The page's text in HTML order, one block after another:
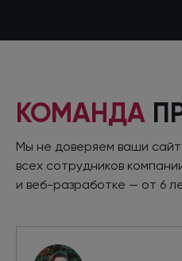
КОМАНДА
Мы не доверяем ваши
всех сотрудников
и веб-разработке — от 6